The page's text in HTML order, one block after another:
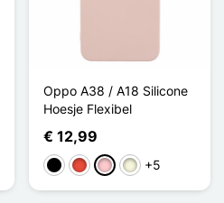
Oppo A38 / A18 Silicone
Hoesje Flexibel
€ 12,99
ZwartRoodRozeBeige
+5